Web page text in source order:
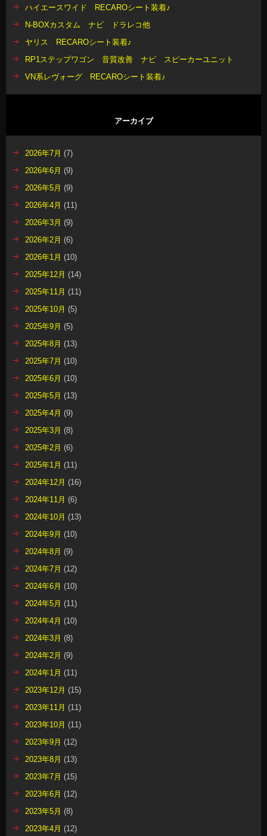
ハイエースワイド RECAROシート装着♪
N-BOXカスタム ナビ ドラレコ他
ヤリス RECAROシート装着♪
RP1ステップワゴン 音質改善 ナビ スピーカーユニット
VN系レヴォーグ RECAROシート装着♪
アーカイブ
2026年7月 (7)
2026年6月 (9)
2026年5月 (9)
2026年4月 (11)
2026年3月 (9)
2026年2月 (6)
2026年1月 (10)
2025年12月 (14)
2025年11月 (11)
2025年10月 (5)
2025年9月 (5)
2025年8月 (13)
2025年7月 (10)
2025年6月 (10)
2025年5月 (13)
2025年4月 (9)
2025年3月 (8)
2025年2月 (6)
2025年1月 (11)
2024年12月 (16)
2024年11月 (6)
2024年10月 (13)
2024年9月 (10)
2024年8月 (9)
2024年7月 (12)
2024年6月 (10)
2024年5月 (11)
2024年4月 (10)
2024年3月 (8)
2024年2月 (9)
2024年1月 (11)
2023年12月 (15)
2023年11月 (11)
2023年10月 (11)
2023年9月 (12)
2023年8月 (13)
2023年7月 (15)
2023年6月 (12)
2023年5月 (8)
2023年4月 (12)